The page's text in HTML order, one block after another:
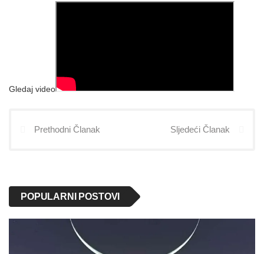
Gledaj video
Prethodni Članak Sljedeći Članak
POPULARNI POSTOVI